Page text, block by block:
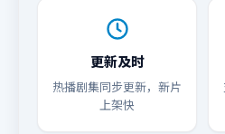
更新及时
热播剧集同步更新，新片
上架快